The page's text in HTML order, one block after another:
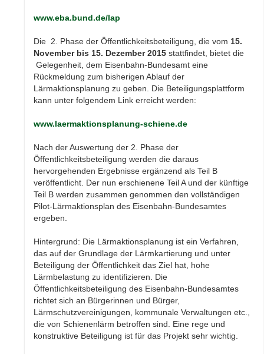
www.eba.bund.de/lap
Die 2. Phase der Öffentlichkeitsbeteiligung, die vom15.
November bis 15. Dezember 2015 stattfindet, bietet die
Gelegenheit, dem Eisenbahn-Bundesamt eine
Rückmeldung zum bisherigen Ablauf der
Lärmaktionsplanung zu geben. Die Beteiligungsplattform
kann unter folgendem Link erreicht werden:
www.laermaktionsplanung-schiene.de
Nach der Auswertung der 2. Phase der
Öffentlichkeitsbeteiligung werden die daraus
hervorgehenden Ergebnisse ergänzend als Teil B
veröffentlicht. Der nun erschienene Teil A und der künftige
Teil B werden zusammen genommen den vollständigen
Pilot-Lärmaktionsplan des Eisenbahn-Bundesamtes
ergeben.
Hintergrund: Die Lärmaktionsplanung ist ein Verfahren,
das auf der Grundlage der Lärmkartierung und unter
Beteiligung der Öffentlichkeit das Ziel hat, hohe
Lärmbelastung zu identifizieren. Die
Öffentlichkeitsbeteiligung des Eisenbahn-Bundesamtes
richtet sich an Bürgerinnen und Bürger,
Lärmschutzvereinigungen, kommunale Verwaltungen etc.,
die von Schienenlärm betroffen sind. Eine rege und
konstruktive Beteiligung ist für das Projekt sehr wichtig.